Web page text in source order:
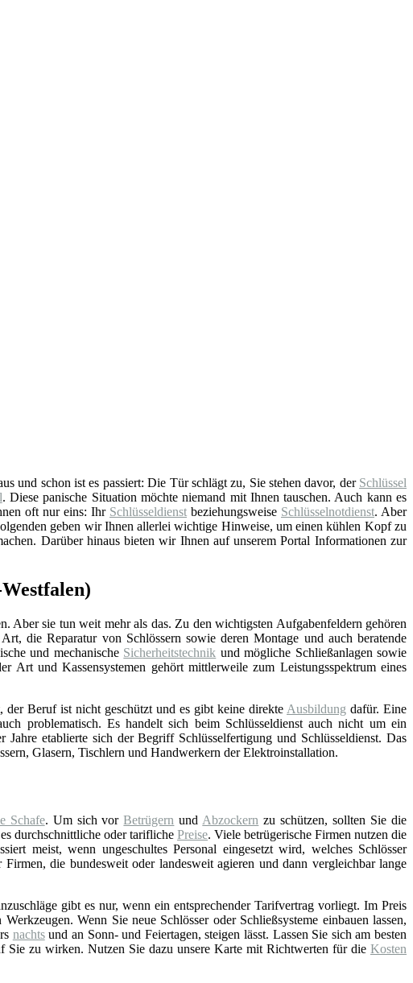
und schon ist es passiert: Die Tür schlägt zu, Sie stehen davor, der Schlüssel
. Diese panische Situation möchte niemand mit Ihnen tauschen. Auch kann es
oft nur eins: Ihr Schlüsseldienst beziehungsweise Schlüsselnotdienst. Aber
geben wir Ihnen allerlei wichtige Hinweise, um einen kühlen Kopf zu
Darüber hinaus bieten wir Ihnen auf unserem Portal Informationen zur
Aber sie tun weit mehr als das. Zu den wichtigsten Aufgabenfeldern gehören
die Reparatur von Schlössern sowie deren Montage und auch beratende
und mechanische Sicherheitstechnik und mögliche Schließanlagen sowie
Art und Kassensystemen gehört mittlerweile zum Leistungsspektrum eines
Beruf ist nicht geschützt und es gibt keine direkte Ausbildung dafür. Eine
problematisch. Es handelt sich beim Schlüsseldienst auch nicht um ein
etablierte sich der Begriff Schlüsselfertigung und Schlüsseldienst. Das
Glasern, Tischlern und Handwerkern der Elektroinstallation.
Schafe. Um sich vorBetrügern undAbzockern zu schützen, sollten Sie die
durchschnittliche oder tarifliche Preise. Viele betrügerische Firmen nutzen die
meist, wenn ungeschultes Personal eingesetzt wird, welches Schlösser
die bundesweit oder landesweit agieren und dann vergleichbar lange
gibt es nur, wenn ein entsprechender Tarifvertrag vorliegt. Im Preis
Wenn Sie neue Schlösser oder Schließsysteme einbauen lassen,
nachtsund an Sonn- und Feiertagen, steigen lässt. Lassen Sie sich am besten
Sie zu wirken. Nutzen Sie dazu unsere Karte mit Richtwerten für die Kosten